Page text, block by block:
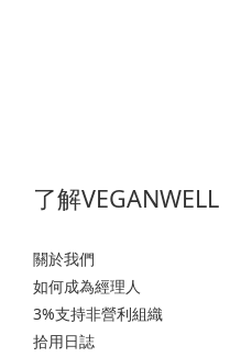
了解VEGANWELL
關於我們
如何成為經理人
3%支持非營利組織
拾用日誌